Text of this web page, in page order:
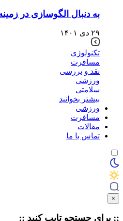
به دنبال الگوسازی در
۲۹ دی ۱۴۰۱
تکنولوژی
مسافرت
نقد و بررسی
ورزشی
سلامتی
بیشتر بخوانید
ورزشی
مسافرت
مقالات
تماس با ما
×
:: برای جستجو تایپکنید ::